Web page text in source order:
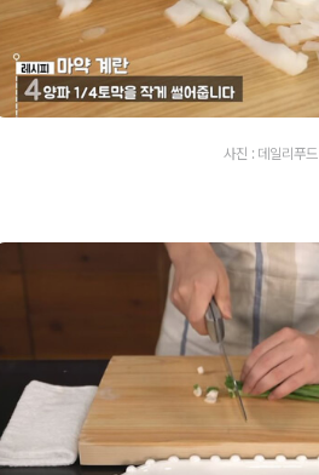
사진 : 데일리푸드